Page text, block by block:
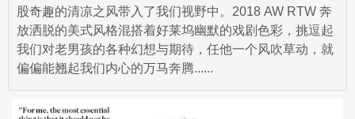
股奇趣的清凉之风带入了我们视野中。2018 AW RTW 奔
放洒脱的美式风格混搭着好莱坞幽默的戏剧色彩，挑逗起
我们对老男孩的各种幻想与期待，任他一个风吹草动，就
偏偏能翘起我们内心的万马奔腾......